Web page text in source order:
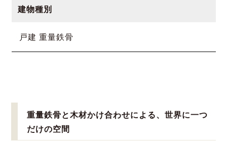
建物種別
戸建 重量鉄骨
重量鉄骨と木材かけ合わせによる、世界に一つ
だけの空間